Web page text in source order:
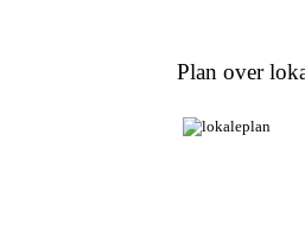
Plan over